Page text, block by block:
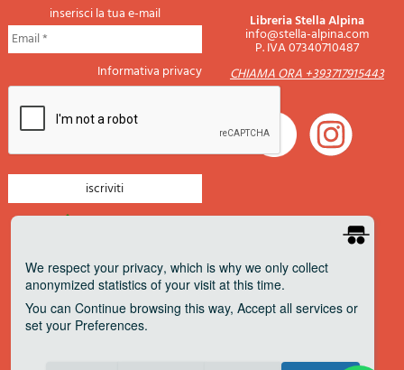
inserisci la tua e-mail
Informativa privacy
newsletter viaggi
newsletter militaria
Libreria Stella Alpina
info@stella-alpina.com
P. IVA 07340710487
CHIAMA ORA +393717915443
We respect your privacy, which is why we only collect
anonymized statistics of your visit at this time.
You can Continue browsing this way, Accept all services or
set your Preferences.